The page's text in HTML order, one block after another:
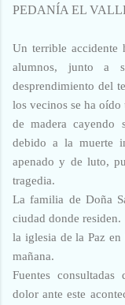
PEDANÍA EL
Un terrible
alumnos, junto a
desprendimiento del
los vecinos se ha
de madera cayendo
debido a la muerte
apenado y de luto,
tragedia.
La familia de Doña
ciudad donde
la iglesia de la Paz
mañana.
Fuentes
dolor ante este